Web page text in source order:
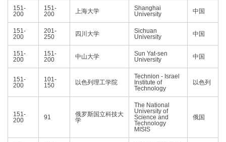
151-
200
151-
200
上海大学
Shanghai
University
中国
151-
200
201-
250
四川大学
Sichuan
University
中国
151-
200
151-
200
中山大学
Sun Yat-sen
University
中国
151-
200
101-
150
以色列理工学院
Technion - Israel
Institute of
Technology
以色列
151-
200
91
俄罗斯国立科技大
学
The National
University of
Science and
Technology
MISIS
俄国